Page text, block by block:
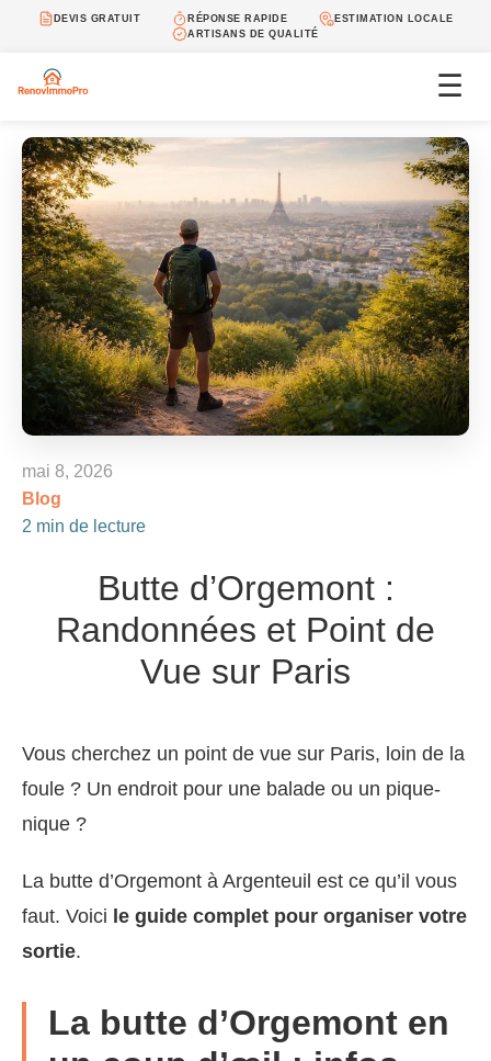
DEVIS GRATUIT RÉPONSE RAPIDE
ESTIMATION LOCALE
ARTISANS DE QUALITÉ
☰
mai 8, 2026
Blog
2 min de lecture
Butte d’Orgemont :
Randonnées et Point de
Vue sur Paris
Vous cherchez un point de vue sur Paris, loin de la
foule ? Un endroit pour une balade ou un pique-
nique ?
La butte d’Orgemont à Argenteuil est ce qu’il vous
faut. Voici le guide complet pour organiser votre
sortie.
La butte d’Orgemont en